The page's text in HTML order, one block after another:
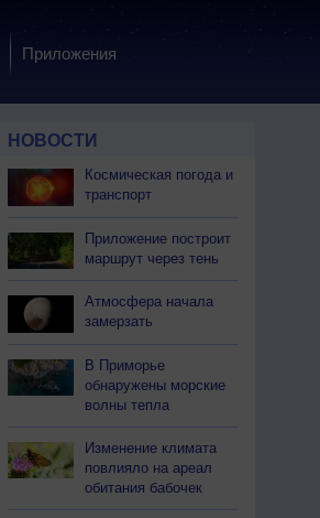
Приложения
НОВОСТИ
Космическая погода и
транспорт
Приложение построит
маршрут через тень
Атмосфера начала
замерзать
В Приморье
обнаружены морские
волны тепла
Изменение климата
повлияло на ареал
обитания бабочек